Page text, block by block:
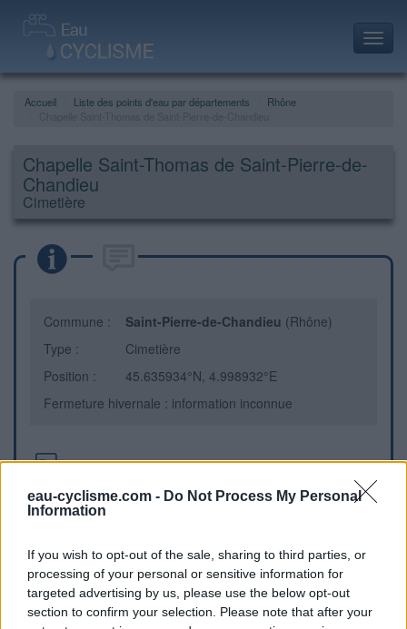
eau-cyclisme.com - Do Not Process My Personal
Information
If you wish to opt-out of the sale, sharing to third parties, or
processing of your personal or sensitive information for
targeted advertising by us, please use the below opt-out
section to confirm your selection. Please note that after your
Accueil Liste des points d'eau par départements
Rhône
Chapelle Saint-Thomas de Saint-Pierre-de-
Chandieu
Cimetière
Commune : Saint-Pierre-de-Chandieu (Rhône)
Type :
Cimetière
Position :
45.635934°N, 4.998932°E
Fermeture hivernale : information inconnue
Informations complémentaires
Le cimetière de la chapelle Saint-Thomas contient une
fontaine.
Repères visuels